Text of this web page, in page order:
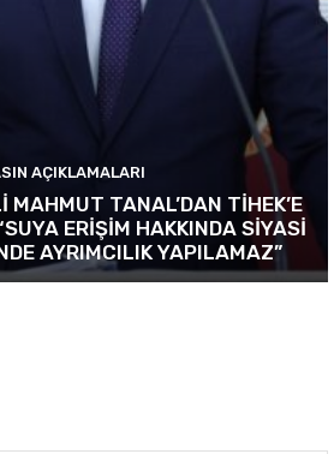
AÇIKLAMALARI
MAHMUT TANAL’DAN TİHEK’E
ERİŞİM HAKKINDA SİYASİ
AYRIMCILIK YAPILAMAZ”